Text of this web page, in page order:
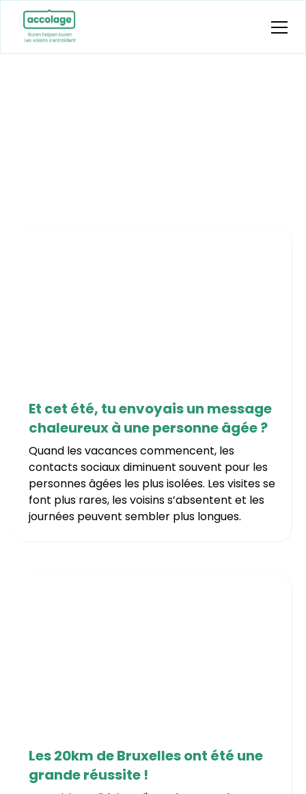
Et cet été, tu envoyais un message
chaleureux à une personne âgée ?
Quand les vacances commencent, les
contacts sociaux diminuent souvent pour les
personnes âgées les plus isolées. Les visites se
font plus rares, les voisins s’absentent et les
journées peuvent sembler plus longues.
Les 20km de Bruxelles ont été une
grande réussite !